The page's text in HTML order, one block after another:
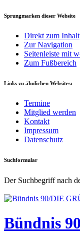
Sprungmarken dieser Website
Direkt zum Inhalt
Zur Navigation
Seitenleiste mit
Zum Fußbereich
Links zu ähnlichen Websites:
Termine
Mitglied werden
Kontakt
Impressum
Datenschutz
Suchformular
Der Suchbegriff nach
Bündnis